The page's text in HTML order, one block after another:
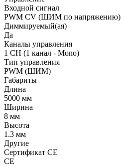
Входной сигнал
PWM СV (ШИМ по напряжению)
Диммируемый(ая)
Да
Каналы управления
1 CH (1 канал - Mono)
Тип управления
PWM (ШИМ)
Габариты
Длина
5000 мм
Ширина
8 мм
Высота
1.3 мм
Другие
Сертификат CE
CE